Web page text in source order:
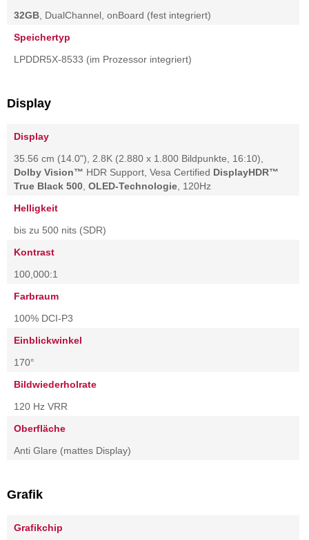
32GB, DualChannel, onBoard (fest integriert)
Speichertyp
LPDDR5X-8533 (im Prozessor integriert)
Display
Display
35.56 cm (14.0"), 2.8K (2.880 x 1.800 Bildpunkte, 16:10),
Dolby Vision™ HDR Support, Vesa Certified DisplayHDR™
True Black 500, OLED-Technologie, 120Hz
Helligkeit
bis zu 500 nits (SDR)
Kontrast
100,000:1
Farbraum
100% DCI-P3
Einblickwinkel
170°
Bildwiederholrate
120 Hz VRR
Oberfläche
Anti Glare (mattes Display)
Grafik
Grafikchip